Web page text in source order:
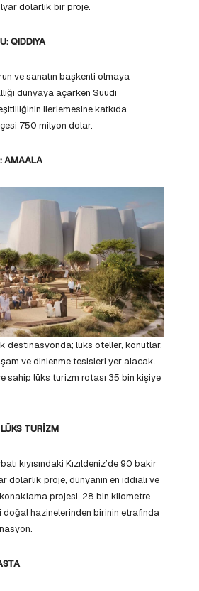
dolarlık bir proje.
QIDDIYA
ve sanatın başkenti olmaya
dünyaya açarken Suudi
ilerlemesine katkıda
750 milyon dolar.
AMAALA
destinasyonda; lüks oteller, konutlar,
ve dinlenme tesisleri yer alacak.
sahip lüks turizm rotası 35 bin kişiye
TURİZM
kıyısındaki Kızıldeniz’de 90 bakir
dolarlık proje, dünyanın en iddialı ve
projesi. 28 bin kilometre
doğal hazinelerinden birinin etrafında